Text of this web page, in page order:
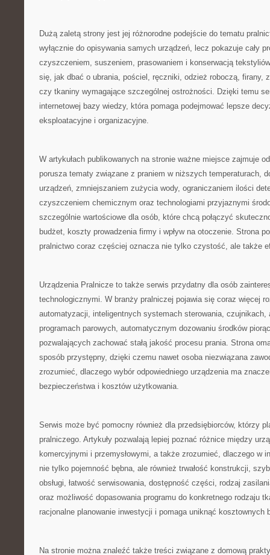
Dużą zaletą strony jest jej różnorodne podejście do tematu
wyłącznie do opisywania samych urządzeń, lecz pokazuje cały
czyszczeniem, suszeniem, prasowaniem i konserwacją
się, jak dbać o ubrania, pościel, ręczniki, odzież roboczą, firany,
czy tkaniny wymagające szczególnej ostrożności. Dzięki temu
internetowej bazy wiedzy, która pomaga podejmować lepsze
eksploatacyjne i organizacyjne.
W artykułach publikowanych na stronie ważne miejsce zajmuje
porusza tematy związane z praniem w niższych temperaturach,
urządzeń, zmniejszaniem zużycia wody, ograniczaniem ilości
czyszczeniem chemicznym oraz technologiami przyjaznymi
szczególnie wartościowe dla osób, które chcą połączyć
budżet, koszty prowadzenia firmy i wpływ na otoczenie. Strona
pralnictwo coraz częściej oznacza nie tylko czystość, ale także
Urządzenia Pralnicze to także serwis przydatny dla osób
technologicznymi. W branży pralniczej pojawia się coraz więcej
automatyzacji, inteligentnych systemach sterowania, czujnikach,
programach parowych, automatycznym dozowaniu środków
pozwalających zachować stałą jakość procesu prania. Strona
sposób przystępny, dzięki czemu nawet osoba niezwiązana
zrozumieć, dlaczego wybór odpowiedniego urządzenia ma
bezpieczeństwa i kosztów użytkowania.
Serwis może być pomocny również dla przedsiębiorców, którzy
pralniczego. Artykuły pozwalają lepiej poznać różnice między
komercyjnymi i przemysłowymi, a także zrozumieć, dlaczego w
nie tylko pojemność bębna, ale również trwałość konstrukcji,
obsługi, łatwość serwisowania, dostępność części, rodzaj
oraz możliwość dopasowania programu do konkretnego rodzaju
racjonalne planowanie inwestycji i pomaga uniknąć kosztownych
Na stronie można znaleźć także treści związane z domową